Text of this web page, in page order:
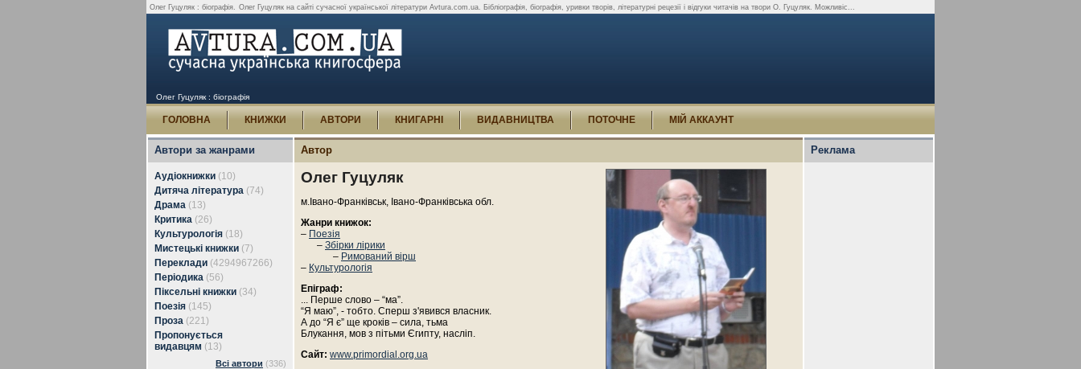
Олег Гуцуляк : біографія. Олег Гуцуляк на сайті сучасної української літератури Avtura.com.ua. Бібліографія, біографія, уривки творів, літературні рецезії і відгуки читачів на твори О. Гуцуляк. Можливіс...
Олег Гуцуляк : біографія
ГОЛОВНА КНИЖКИ АВТОРИ КНИГАРНІ ВИДАВНИЦТВА ПОТОЧНЕ МІЙ АККАУНТ
Автори за жанрами
Аудіокнижки (10)
Дитяча література (74)
Драма (13)
Критика (26)
Культурологія (18)
Мистецькі книжки (7)
Переклади (4294967266)
Періодика (56)
Піксельні книжки (34)
Поезія (145)
Проза (221)
Пропонується
видавцям (13)
Всі автори (336)
Автор
Олег Гуцуляк
м.Івано-Франківськ, Івано-Франківська обл.
Жанри книжок:
– Поезія
– Збірки лірики
– Римований вірш
– Культурологія
Епіграф:
... Перше слово – “ма”.
“Я маю”, - тобто. Сперш з'явився власник.
А до “Я є” ще кроків – сила, тьма
Блукання, мов з пітьми Єгипту, насліп.
Сайт: www.primordial.org.ua
Реклама